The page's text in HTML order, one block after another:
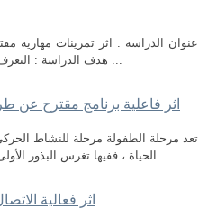
هدف الدراسة : التعرف علي تأثير التمرينات المهارية المقترحة علي الاداء المهاري لدى لاعبي كرة القدم فئة ...
اثر فاعلية برنامج مقترح عن
تعد مرحلة الطفولة مرحلة للنشاط
الحياة ، ففيها تغرس البذور الأولى للشخصية وتلعب الرياضة دورا في إشباع الميول الفطرية للعب لدى الأطفالوإسهامها ...
اثر فعالية